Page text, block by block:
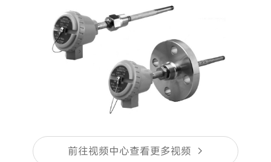
前往视频中心查看更多视频